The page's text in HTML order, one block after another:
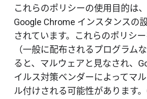
これらのポリシーの使用目的は
Google Chrome インスタンスの
されています。これらのポリシ
（一般に配布されるプログラム
ると、マルウェアと見なされ、
イルス対策ベンダーによってマ
ル付けされる可能性があります